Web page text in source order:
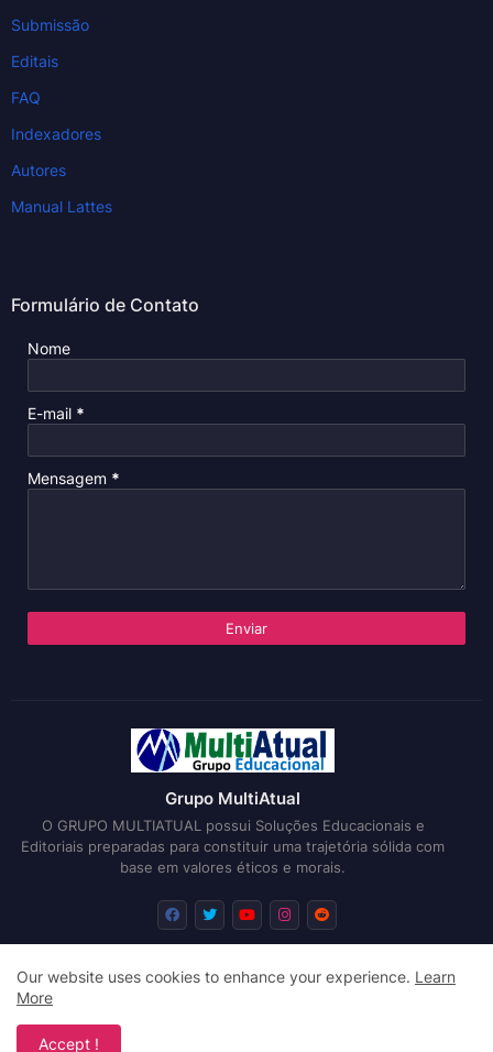
Submissão
Editais
FAQ
Indexadores
Autores
Manual Lattes
Formulário de Contato
Nome
E-mail *
Mensagem *
Grupo MultiAtual
O GRUPO MULTIATUAL possui Soluções Educacionais e
Editoriais preparadas para constituir uma trajetória sólida com
base em valores éticos e morais.
Free Blogger Templates
Our website uses cookies to enhance your experience. Learn
More
Accept !